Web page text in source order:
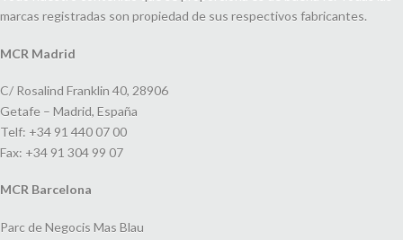
marcas registradas son propiedad de sus respectivos fabricantes.
MCR Madrid
C/ Rosalind Franklin 40, 28906
Getafe – Madrid, España
Telf: +34 91 440 07 00
Fax: +34 91 304 99 07
MCR Barcelona
Parc de Negocis Mas Blau